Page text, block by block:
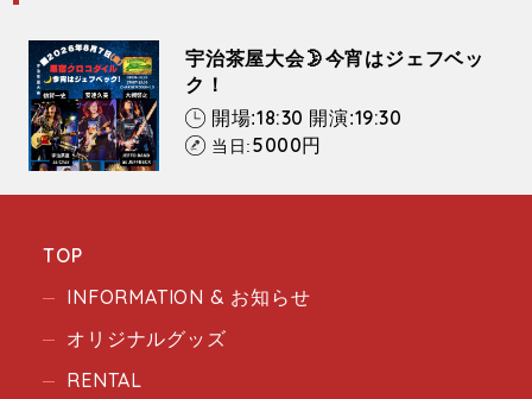
宇治茶屋大会🌛今宵はジェフベッ
ク！
開場:18:30 開演:19:30
当日:5000円
TOP
INFORMATION & お知らせ
オリジナルグッズ
RENTAL